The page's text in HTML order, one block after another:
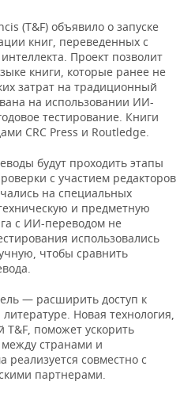
(T&F) объявило о запуске
книг, переведенных с
Проект позволит
книги, которые ранее не
затрат на традиционный
на использовании ИИ-
тестирование. Книги
CRC Press и Routledge.
будут проходить этапы
с участием редакторов
на специальных
и предметную
с ИИ-переводом не
использовались
чтобы сравнить
— расширить доступ к
Новая технология,
T&F, поможет ускорить
странами и
совместно с
партнерами.